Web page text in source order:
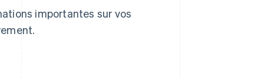
importantes sur vos